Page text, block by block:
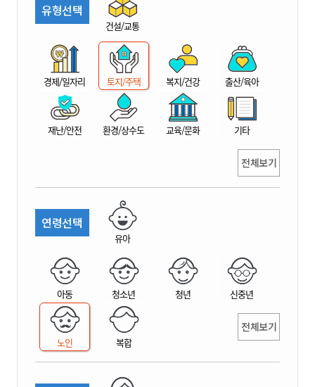
시
산
유형선택
건설/교통
경제/일자리 토지/주택 복지/건강 출산/육아
재난/안전 환경/상수도 교육/문화 기타
전체보기
연령선택
유아
아동 청소년 청년 신중년
노인 복합
전체보기